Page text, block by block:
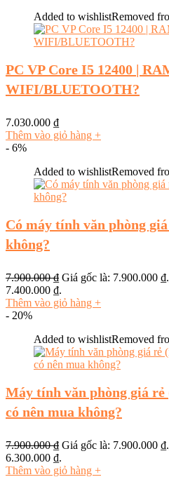
Added to wishlistRemoved
PC VP Core I5 12400 |
WIFI/BLUETOOTH?
7.030.000 ₫
Thêm vào giỏ hàng +
- 6%
Added to wishlistRemoved
Có máy tính văn phòng
không?
7.900.000₫ Giá gốc là: 7.900.000 ₫.
7.400.000 ₫.
Thêm vào giỏ hàng +
- 20%
Added to wishlistRemoved
Máy tính văn phòng giá
có nên mua không?
7.900.000₫ Giá gốc là: 7.900.000 ₫.
6.300.000 ₫.
Thêm vào giỏ hàng +